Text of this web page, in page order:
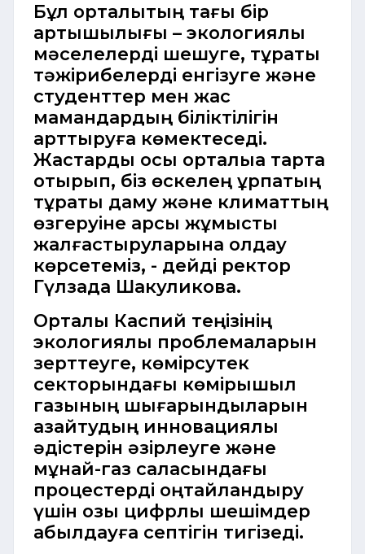
Бұл орталықтың тағы бір
артықшылығы – экологиялық
мәселелерді шешуге, тұрақты
тәжірибелерді енгізуге және
студенттер мен жас
мамандардың біліктілігін
арттыруға көмектеседі.
Жастарды осы орталыққа тарта
отырып, біз өскелең ұрпақтың
тұрақты даму және климаттың
өзгеруіне қарсы жұмысты
жалғастыруларына қолдау
көрсетеміз, - дейді ректор
Гүлзада Шакуликова.
Орталық Каспий теңізінің
экологиялық проблемаларын
зерттеуге, көмірсутек
секторындағы көмірқышқыл
газының шығарындыларын
азайтудың инновациялық
әдістерін әзірлеуге және
мұнай-газ саласындағы
процестерді оңтайландыру
үшін озық цифрлық шешімдер
қабылдауға септігін тигізеді.